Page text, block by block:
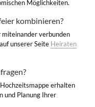
Möglichkeiten.
kombinieren?
miteinander verbunden
unserer Seite Heiraten
erhalten
und Planung Ihrer